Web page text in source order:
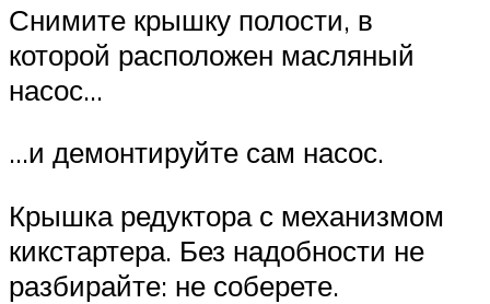
Снимите крышку полости, в
которой расположен масляный
насос…
…и демонтируйте сам насос.
Крышка редуктора с механизмом
кикстартера. Без надобности не
разбирайте: не соберете.